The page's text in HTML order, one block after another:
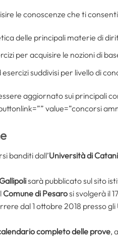
le conoscenze che ti
delle principali materie di
per acquisire le nozioni di
suddivisi per livello di
aggiornato sui principali
value=”concorsi
banditi dall’Università di
sarà pubblicato sul sito
Comune di Pesarosi svolgerà il
dal 1 ottobre 2018 presso
completo delle prove,